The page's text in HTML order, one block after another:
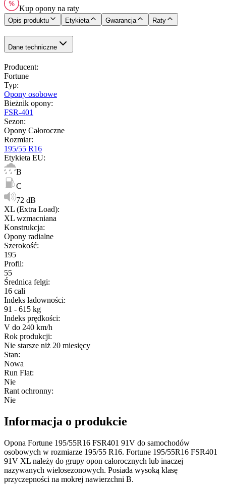
Kup opony na raty
Opis produktu Etykieta Gwarancja Raty
Dane techniczne
Producent:
Fortune
Typ:
Opony osobowe
Bieżnik opony:
FSR-401
Sezon:
Opony Całoroczne
Rozmiar:
195/55 R16
Etykieta EU:
B
C
72 dB
XL (Extra Load):
XL wzmacniana
Konstrukcja:
Opony radialne
Szerokość:
195
Profil:
55
Średnica felgi:
16 cali
Indeks ładowności:
91 - 615 kg
Indeks prędkości:
V do 240 km/h
Rok produkcji:
Nie starsze niż 20 miesięcy
Stan:
Nowa
Run Flat:
Nie
Rant ochronny:
Nie
Informacja o produkcie
Opona Fortune 195/55R16 FSR401 91V do samochodów
osobowych w rozmiarze 195/55 R16. Fortune 195/55R16 FSR401
91V XL należy do grupy opon całorocznych lub inaczej
nazywanych wielosezonowych. Posiada wysoką klasę
przyczepności na mokrej nawierzchni B.